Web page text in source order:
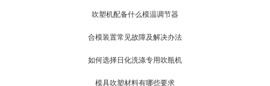
吹塑机配备什么模温调节器
合模装置常见故障及解决办法
如何选择日化洗涤专用吹瓶机
模具吹塑材料有哪些要求